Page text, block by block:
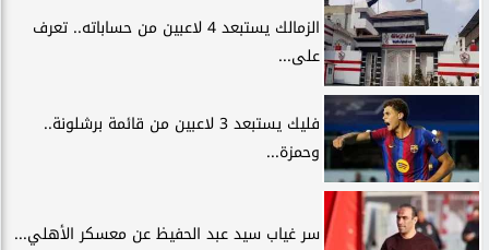
الزمالك يستبعد 4 لاعبين من حساباته.. تعرف
على...
فليك يستبعد 3 لاعبين من قائمة برشلونة..
وحمزة...
سر غياب سيد عبد الحفيظ عن معسكر الأهلي...